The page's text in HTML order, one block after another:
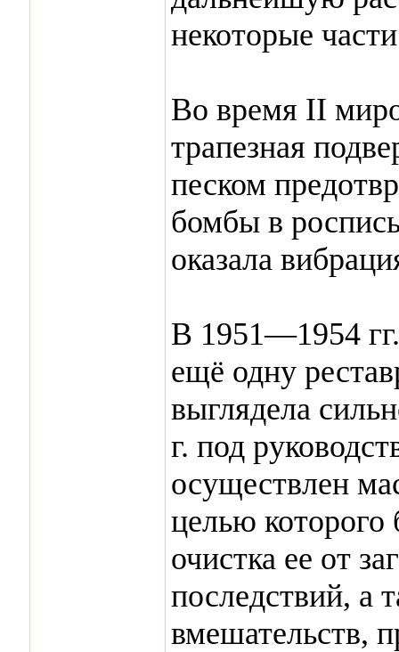
некоторые
Во время II
трапезная
песком
бомбы в
оказала
В 1951—1954
ещё одну
выглядела
г. под
осуществлен
целью которого
очистка ее от
последствий, а
вмешательств,